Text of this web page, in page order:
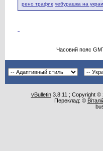
рено трафик чебурашка на
Часовий пояс
vBulletin3.8.11 ; Copyright ©
Переклад: ©